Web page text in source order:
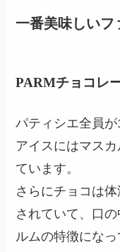
一番美味しいフ
PARMチョコレ
パティシエ全員が
アイスにはマス
ています。
さらにチョコは
されていて、口
ルムの特徴になっ